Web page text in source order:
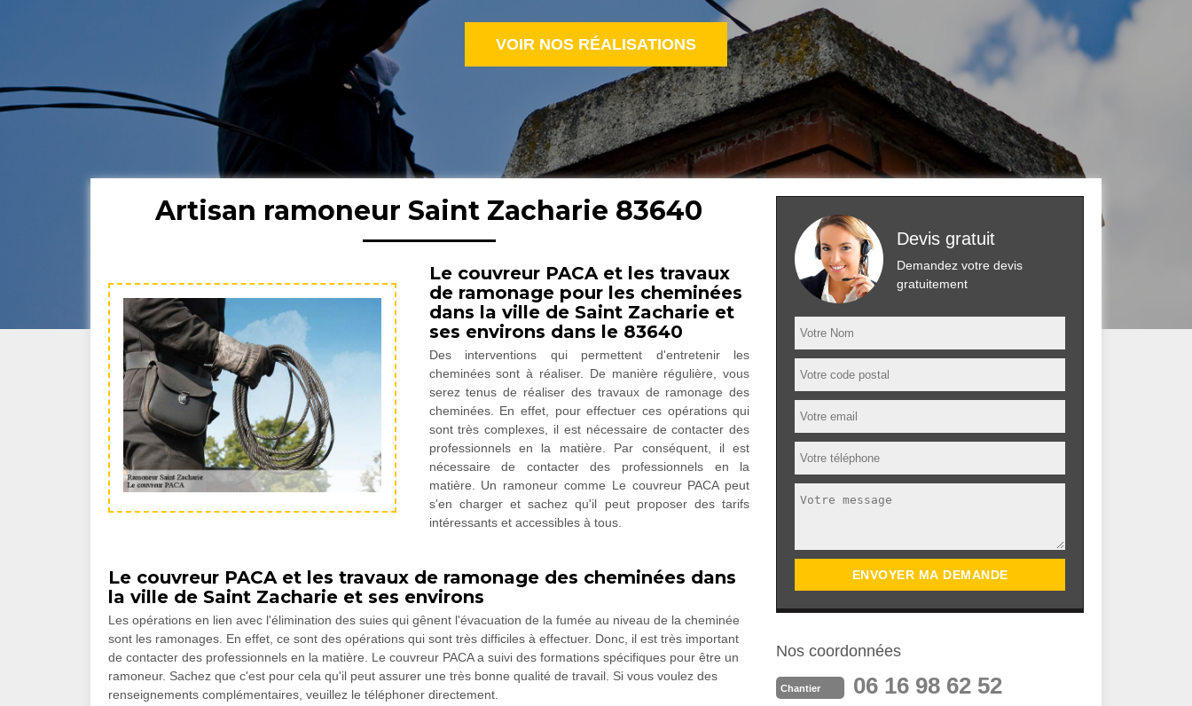
VOIR NOS RÉALISATIONS
Artisan ramoneur Saint Zacharie 83640
Le couvreur PACA et les travaux
de ramonage pour les cheminées
dans la ville de Saint Zacharie et
ses environs dans le 83640
Des interventions qui permettent d'entretenir les
cheminées sont à réaliser. De manière régulière, vous
serez tenus de réaliser des travaux de ramonage des
cheminées. En effet, pour effectuer ces opérations qui
sont très complexes, il est nécessaire de contacter des
professionnels en la matière. Par conséquent, il est
nécessaire de contacter des professionnels en la
matière. Un ramoneur comme Le couvreur PACA peut
s'en charger et sachez qu'il peut proposer des tarifs
intéressants et accessibles à tous.
Le couvreur PACA et les travaux de ramonage des cheminées dans
la ville de Saint Zacharie et ses environs
Les opérations en lien avec l'élimination des suies qui gênent l'évacuation de la fumée au niveau de la cheminée
sont les ramonages. En effet, ce sont des opérations qui sont très difficiles à effectuer. Donc, il est très important
de contacter des professionnels en la matière. Le couvreur PACA a suivi des formations spécifiques pour être un
ramoneur. Sachez que c'est pour cela qu'il peut assurer une très bonne qualité de travail. Si vous voulez des
renseignements complémentaires, veuillez le téléphoner directement.
Devis gratuit
Demandez votre devis
gratuitement
Nos coordonnées
Chantier 06 16 98 62 52